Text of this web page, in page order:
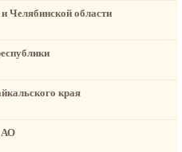
Челябинской области
края
АО